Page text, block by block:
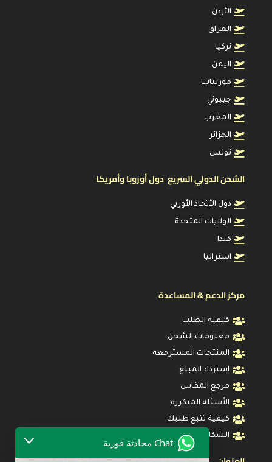
الأردن
العراق
تركيا
اليمن
موريتانيا
جيبوتي
المغرب
الجزائر
تونس
الشحن الدولي السريع دول أوروبا وأمريكا
دول الأتحاد الأوربي
الولايات المتحدة
كندا
استراليا
مركز الدعم & المساعدة
كيفية الطلب
معلومات الشحن
المنتجات المسترجعه
استرداد المبلغ
مرجع المقاس
الأسئلة المتكررة
كيفية تتبع طلبك
الشكاوي والأقتراحات
Chat محادثة فورية